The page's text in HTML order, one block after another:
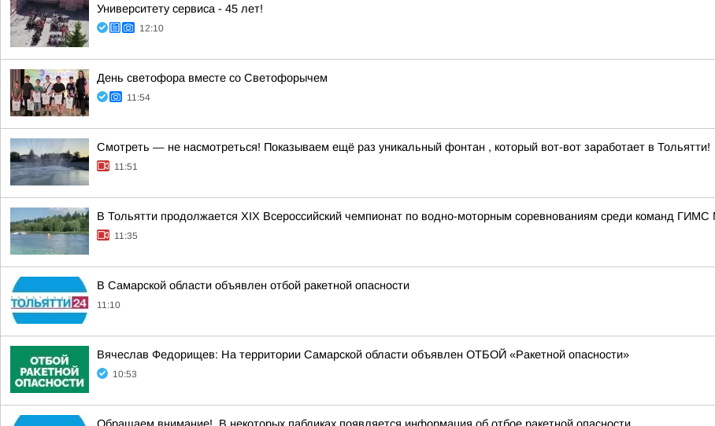
Университету сервиса - 45 лет!
12:10
День светофора вместе со Светофорычем
11:54
Смотреть — не насмотреться! Показываем ещё раз уникальный фонтан , который вот-вот заработает в Тольятти!
11:51
В Тольятти продолжается XIX Всероссийский чемпионат по водно-моторным соревнованиям среди команд
11:35
В Самарской области объявлен отбой ракетной опасности
11:10
Вячеслав Федорищев: На территории Самарской области объявлен ОТБОЙ «Ракетной опасности»
10:53